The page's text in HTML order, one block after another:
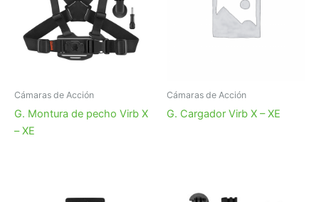
Cámaras de Acción
G. Montura de pecho Virb X
– XE
Cámaras de Acción
G. Cargador Virb X – XE